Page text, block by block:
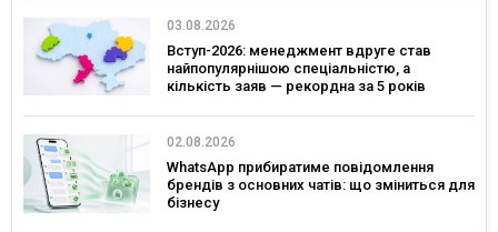
03.08.2026
Вступ-2026: менеджмент вдруге став
найпопулярнішою спеціальністю, а
кількість заяв — рекордна за 5 років
02.08.2026
WhatsApp прибиратиме повідомлення
брендів з основних чатів: що зміниться для
бізнесу